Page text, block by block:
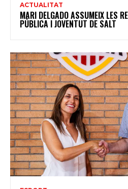
ACTUALITAT
MARI DELGADO ASSUMEIX LES
PÚBLICA I JOVENTUT DE SALT